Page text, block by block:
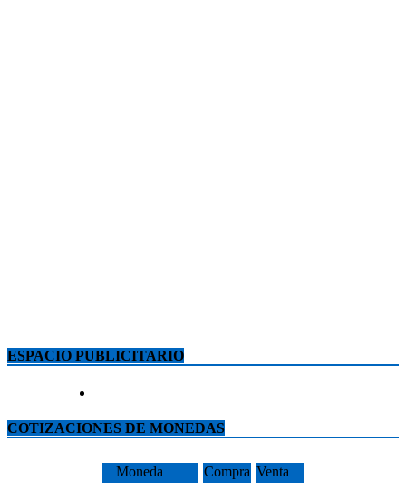
ESPACIO PUBLICITARIO
COTIZACIONES DE MONEDAS
Moneda Compra Venta